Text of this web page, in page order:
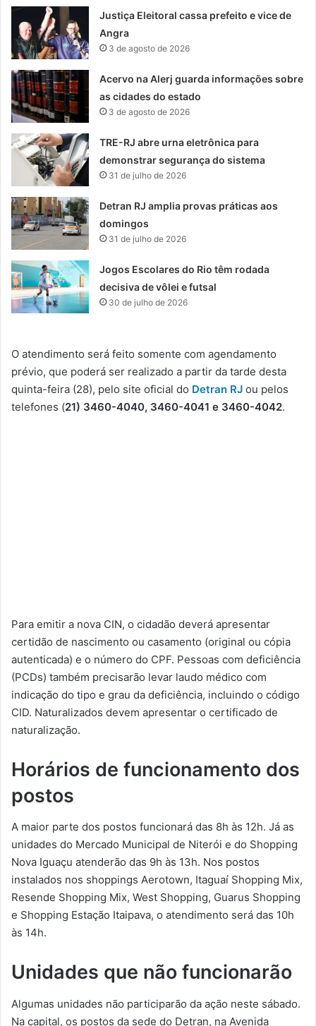
Justiça Eleitoral cassa prefeito e vice de
Angra
3 de agosto de 2026
Acervo na Alerj guarda informações sobre
as cidades do estado
3 de agosto de 2026
TRE-RJ abre urna eletrônica para
demonstrar segurança do sistema
31 de julho de 2026
Detran RJ amplia provas práticas aos
domingos
31 de julho de 2026
Jogos Escolares do Rio têm rodada
decisiva de vôlei e futsal
30 de julho de 2026
O atendimento será feito somente com agendamento
prévio, que poderá ser realizado a partir da tarde desta
quinta-feira (28), pelo site oficial do Detran RJ ou pelos
telefones (21) 3460-4040, 3460-4041 e 3460-4042.
Para emitir a nova CIN, o cidadão deverá apresentar
certidão de nascimento ou casamento (original ou cópia
autenticada) e o número do CPF. Pessoas com deficiência
(PCDs) também precisarão levar laudo médico com
indicação do tipo e grau da deficiência, incluindo o código
CID. Naturalizados devem apresentar o certificado de
naturalização.
Horários de funcionamento dos
postos
A maior parte dos postos funcionará das 8h às 12h. Já as
unidades do Mercado Municipal de Niterói e do Shopping
Nova Iguaçu atenderão das 9h às 13h. Nos postos
instalados nos shoppings Aerotown, Itaguaí Shopping Mix,
Resende Shopping Mix, West Shopping, Guarus Shopping
e Shopping Estação Itaipava, o atendimento será das 10h
às 14h.
Unidades que não funcionarão
Algumas unidades não participarão da ação neste sábado.
Na capital, os postos da sede do Detran, na Avenida